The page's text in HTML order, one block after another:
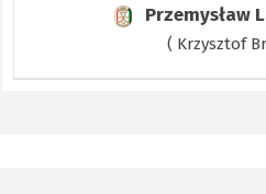
Przemysław
( Krzysztof